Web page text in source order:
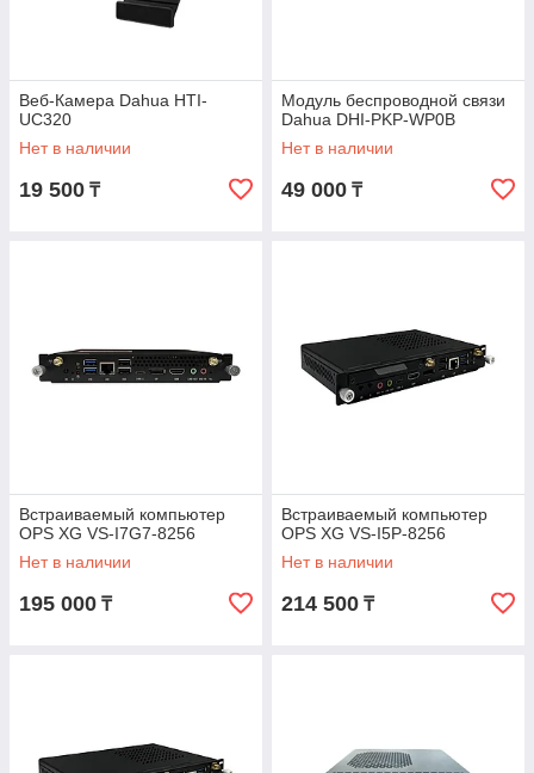
Веб-Камера Dahua HTI-
UC320
Нет в наличии
19 500 ₸
Модуль беспроводной связи
Dahua DHI-PKP-WP0B
Нет в наличии
49 000 ₸
Встраиваемый компьютер
OPS XG VS-I7G7-8256
Нет в наличии
195 000 ₸
Встраиваемый компьютер
OPS XG VS-I5P-8256
Нет в наличии
214 500 ₸